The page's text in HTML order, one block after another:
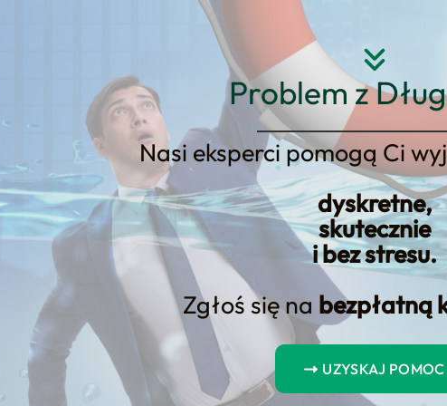
Problem z
Nasi eksperci pomogą Ci
dyskretne,
skutecznie
i bez stresu.
Zgłoś się na bezpłatną
UZYSKAJ POMOC
Strona główna O nas
aby nie zniszczyć
finansowych